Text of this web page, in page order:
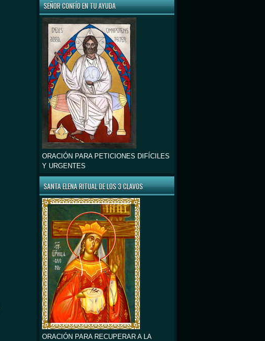
SEÑOR CONFÍO EN TU AYUDA
ORACIÓN PARA PETICIONES DIFÍCILES
Y URGENTES
SANTA ELENA RITUAL DE LOS 3 CLAVOS
ORACIÓN PARA RECUPERAR A LA